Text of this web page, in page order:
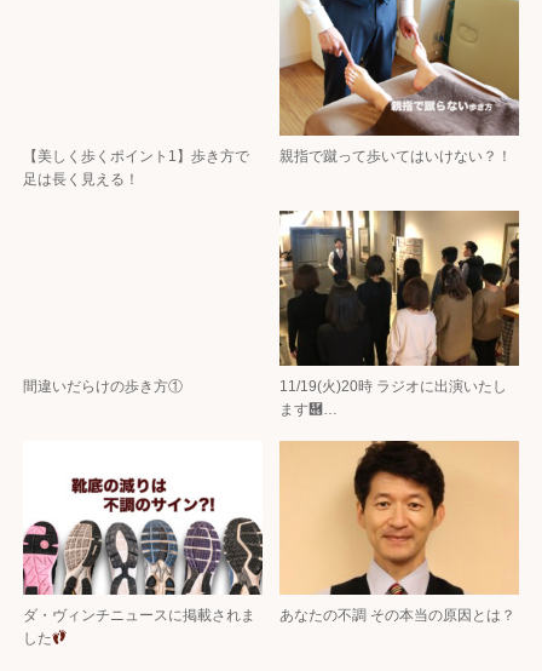
【美しく歩くポイント1】歩き方で
足は長く見える！
親指で蹴って歩いてはいけない？！
間違いだらけの歩き方①
11/19(火)20時 ラジオに出演いたし
ます὆…
ダ・ヴィンチニュースに掲載されま
した
あなたの不調 その本当の原因とは？